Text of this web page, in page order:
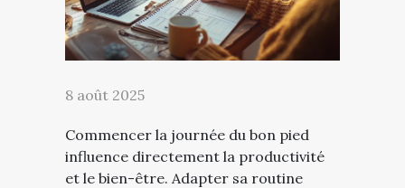
8 août 2025
Commencer la journée du bon pied
influence directement la productivité
et le bien-être. Adapter sa routine